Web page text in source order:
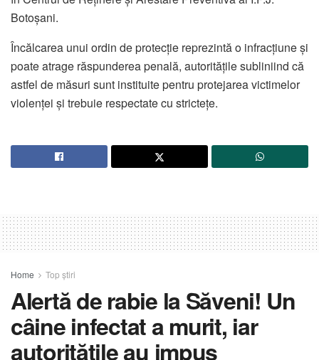
Botoșani.
Încălcarea unui ordin de protecție reprezintă o infracțiune și
poate atrage răspunderea penală, autoritățile subliniind că
astfel de măsuri sunt instituite pentru protejarea victimelor
violenței și trebuie respectate cu strictețe.
Home Top știri
Alertă de rabie la Săveni! Un
câine infectat a murit, iar
autoritățile au impus